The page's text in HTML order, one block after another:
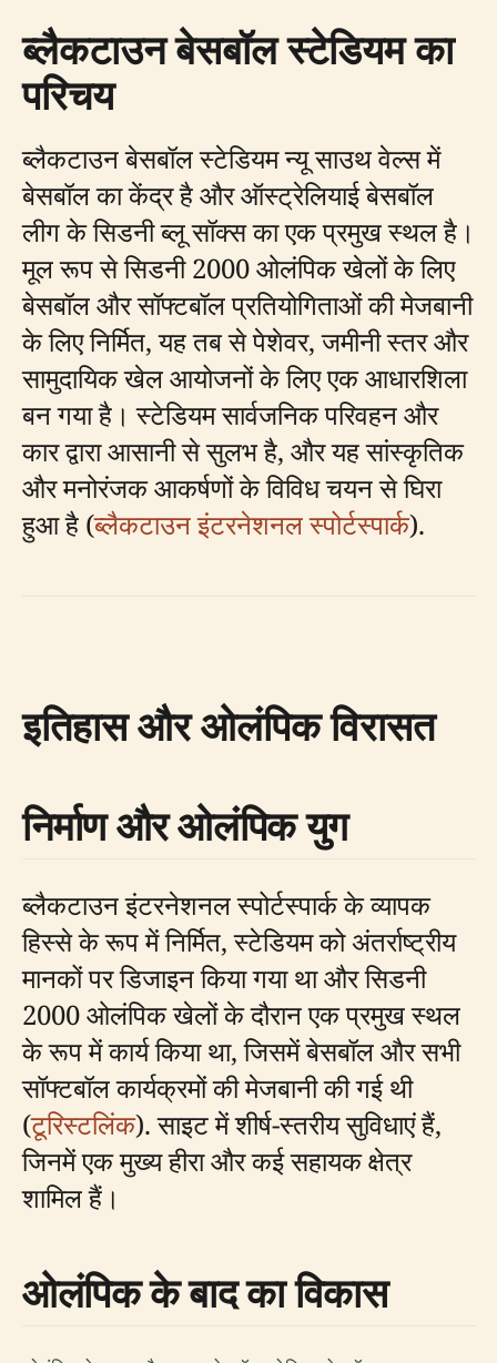
ब्लैकटाउन बेसबॉल स्टेडियम का
परिचय
ब्लैकटाउन बेसबॉल स्टेडियम न्यू साउथ वेल्स में
बेसबॉल का केंद्र है और ऑस्ट्रेलियाई बेसबॉल
लीग के सिडनी ब्लू सॉक्स का एक प्रमुख स्थल है।
मूल रूप से सिडनी 2000 ओलंपिक खेलों के लिए
बेसबॉल और सॉफ्टबॉल प्रतियोगिताओं की मेजबानी
के लिए निर्मित, यह तब से पेशेवर, जमीनी स्तर और
सामुदायिक खेल आयोजनों के लिए एक आधारशिला
बन गया है। स्टेडियम सार्वजनिक परिवहन और
कार द्वारा आसानी से सुलभ है, और यह सांस्कृतिक
और मनोरंजक आकर्षणों के विविध चयन से घिरा
हुआ है (ब्लैकटाउन इंटरनेशनल स्पोर्टस्पार्क).
इतिहास और ओलंपिक विरासत
निर्माण और ओलंपिक युग
ब्लैकटाउन इंटरनेशनल स्पोर्टस्पार्क के व्यापक
हिस्से के रूप में निर्मित, स्टेडियम को अंतर्राष्ट्रीय
मानकों पर डिजाइन किया गया था और सिडनी
2000 ओलंपिक खेलों के दौरान एक प्रमुख स्थल
के रूप में कार्य किया था, जिसमें बेसबॉल और सभी
सॉफ्टबॉल कार्यक्रमों की मेजबानी की गई थी
(टूरिस्टलिंक). साइट में शीर्ष-स्तरीय सुविधाएं हैं,
जिनमें एक मुख्य हीरा और कई सहायक क्षेत्र
शामिल हैं।
ओलंपिक के बाद का विकास